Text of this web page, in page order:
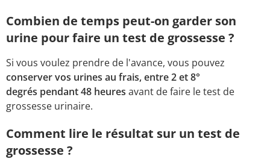
Combien de temps peut-on garder son
urine pour faire un test de grossesse ?
Si vous voulez prendre de l'avance, vous pouvez
conserver vos urines au frais, entre 2 et 8°
degrés pendant 48 heures avant de faire le test de
grossesse urinaire.
Comment lire le résultat sur un test de
grossesse ?